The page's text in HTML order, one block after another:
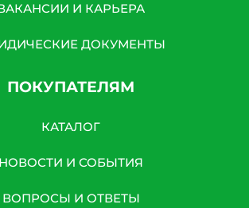
И КАРЬЕРА
ДОКУМЕНТЫ
ПОКУПАТЕЛЯМ
КАТАЛОГ
НОВОСТИ И СОБЫТИЯ
ВОПРОСЫ И ОТВЕТЫ